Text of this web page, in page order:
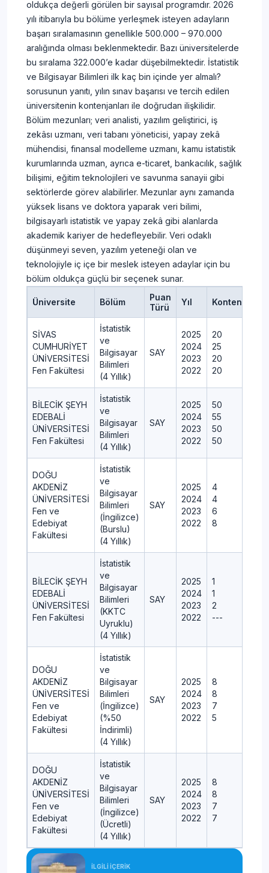
oldukça değerli görülen bir sayısal programdır. 2026
yılı itibarıyla bu bölüme yerleşmek isteyen adayların
başarı sıralamasının genellikle 500.000 – 970.000
aralığında olması beklenmektedir. Bazı üniversitelerde
bu sıralama 322.000’e kadar düşebilmektedir. İstatistik
ve Bilgisayar Bilimleri ilk kaç bin içinde yer almalı?
sorusunun yanıtı, yılın sınav başarısı ve tercih edilen
üniversitenin kontenjanları ile doğrudan ilişkilidir.
Bölüm mezunları; veri analisti, yazılım geliştirici, iş
zekâsı uzmanı, veri tabanı yöneticisi, yapay zekâ
mühendisi, finansal modelleme uzmanı, kamu istatistik
kurumlarında uzman, ayrıca e-ticaret, bankacılık, sağlık
bilişimi, eğitim teknolojileri ve savunma sanayii gibi
sektörlerde görev alabilirler. Mezunlar aynı zamanda
yüksek lisans ve doktora yaparak veri bilimi,
bilgisayarlı istatistik ve yapay zekâ gibi alanlarda
akademik kariyer de hedefleyebilir. Veri odaklı
düşünmeyi seven, yazılım yeteneği olan ve
teknolojiyle iç içe bir meslek isteyen adaylar için bu
bölüm oldukça güçlü bir seçenek sunar.
Üniversite Bölüm
Puan
Türü
Yıl Kontenjan
SİVAS
CUMHURİYET
ÜNİVERSİTESİ
Fen Fakültesi
İstatistik
ve
Bilgisayar
Bilimleri
(4 Yıllık)
SAY
2025
2024
2023
2022
20
25
20
20
BİLECİK ŞEYH
EDEBALİ
ÜNİVERSİTESİ
Fen Fakültesi
İstatistik
ve
Bilgisayar
Bilimleri
(4 Yıllık)
SAY
2025
2024
2023
2022
50
55
50
50
DOĞU
AKDENİZ
ÜNİVERSİTESİ
Fen ve
Edebiyat
Fakültesi
İstatistik
ve
Bilgisayar
Bilimleri
(İngilizce)
(Burslu)
(4 Yıllık)
SAY
2025
2024
2023
2022
4
4
6
8
BİLECİK ŞEYH
EDEBALİ
ÜNİVERSİTESİ
Fen Fakültesi
İstatistik
ve
Bilgisayar
Bilimleri
(KKTC
Uyruklu)
(4 Yıllık)
SAY
2025
2024
2023
2022
1
1
2
---
DOĞU
AKDENİZ
ÜNİVERSİTESİ
Fen ve
Edebiyat
Fakültesi
İstatistik
ve
Bilgisayar
Bilimleri
(İngilizce)
(%50
İndirimli)
(4 Yıllık)
SAY
2025
2024
2023
2022
8
8
7
5
DOĞU
AKDENİZ
ÜNİVERSİTESİ
Fen ve
Edebiyat
Fakültesi
İstatistik
ve
Bilgisayar
Bilimleri
(İngilizce)
(Ücretli)
(4 Yıllık)
SAY
2025
2024
2023
2022
8
8
7
7
İLGİLİ İÇERİK